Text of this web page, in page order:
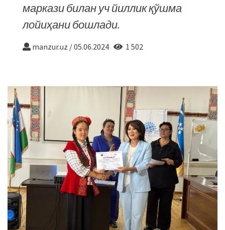
маркази билан уч йиллик қўшма
лойиҳани бошлади.
manzur.uz /05.06.2024 1 502